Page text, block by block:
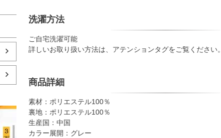
洗濯方法
ご自宅洗濯可能
詳しいお取り扱い方法は、アテンションタグをご覧ください。
商品詳細
素材：ポリエステル100％
裏地：ポリエステル100％
生産国：中国
カラー展開：グレー